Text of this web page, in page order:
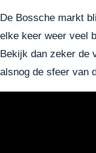
De Bossche markt
elke keer weer veel
Bekijk dan zeker de
alsnog de sfeer van